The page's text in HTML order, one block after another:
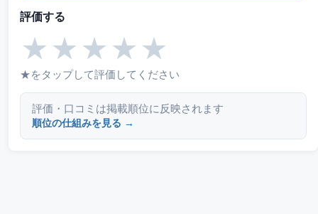
評価する
★ ★ ★ ★ ★
★をタップして評価してください
評価・口コミは掲載順位に反映されます
順位の仕組みを見る →